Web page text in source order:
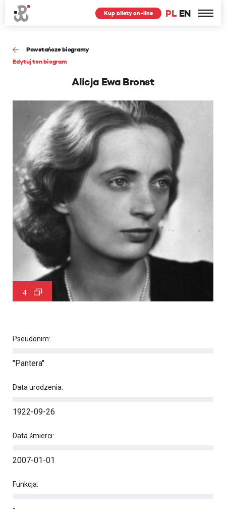
PL EN
Kup bilety on-line
Powstańcze biogramy
Edytuj ten biogram
Alicja Ewa Bronst
4
Pseudonim:
"Pantera"
Data urodzenia:
1922-09-26
Data śmierci:
2007-01-01
Funkcja:
-